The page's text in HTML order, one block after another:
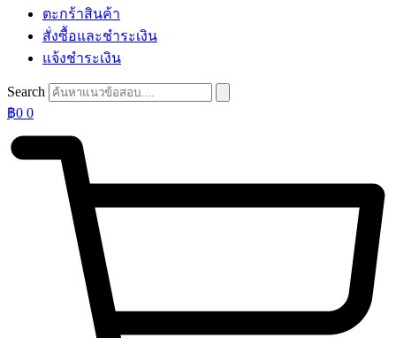
ตะกร้าสินค้า
สั่งซื้อและชำระเงิน
แจ้งชำระเงิน
Search
฿0 0